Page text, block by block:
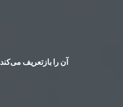
سطوح T4 آزاد: محدوده طبیعی و اینکه چگونه TSH آن را بازتعریف می‌کند